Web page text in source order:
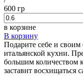
600 гр
в корзине
В корзину
Подарите себе и
итальянской кухни.
большим количеством
заставит восхищаться